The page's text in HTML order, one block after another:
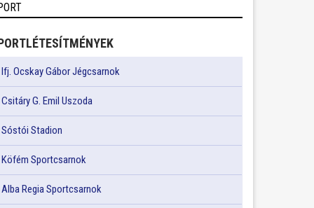
Ifj. Ocskay Gábor Jégcsarnok
Csitáry G. Emil Uszoda
Sóstói Stadion
Köfém Sportcsarnok
Alba Regia Sportcsarnok